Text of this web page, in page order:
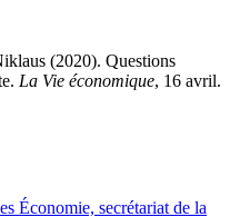
(2020). Questions
La Vie économique, 16 avril.
Économie, secrétariat de la